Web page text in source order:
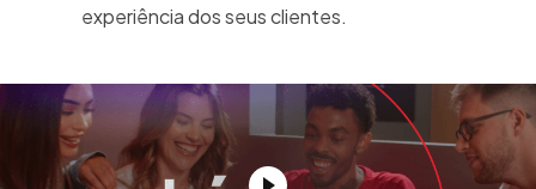
experiência dos seus clientes.